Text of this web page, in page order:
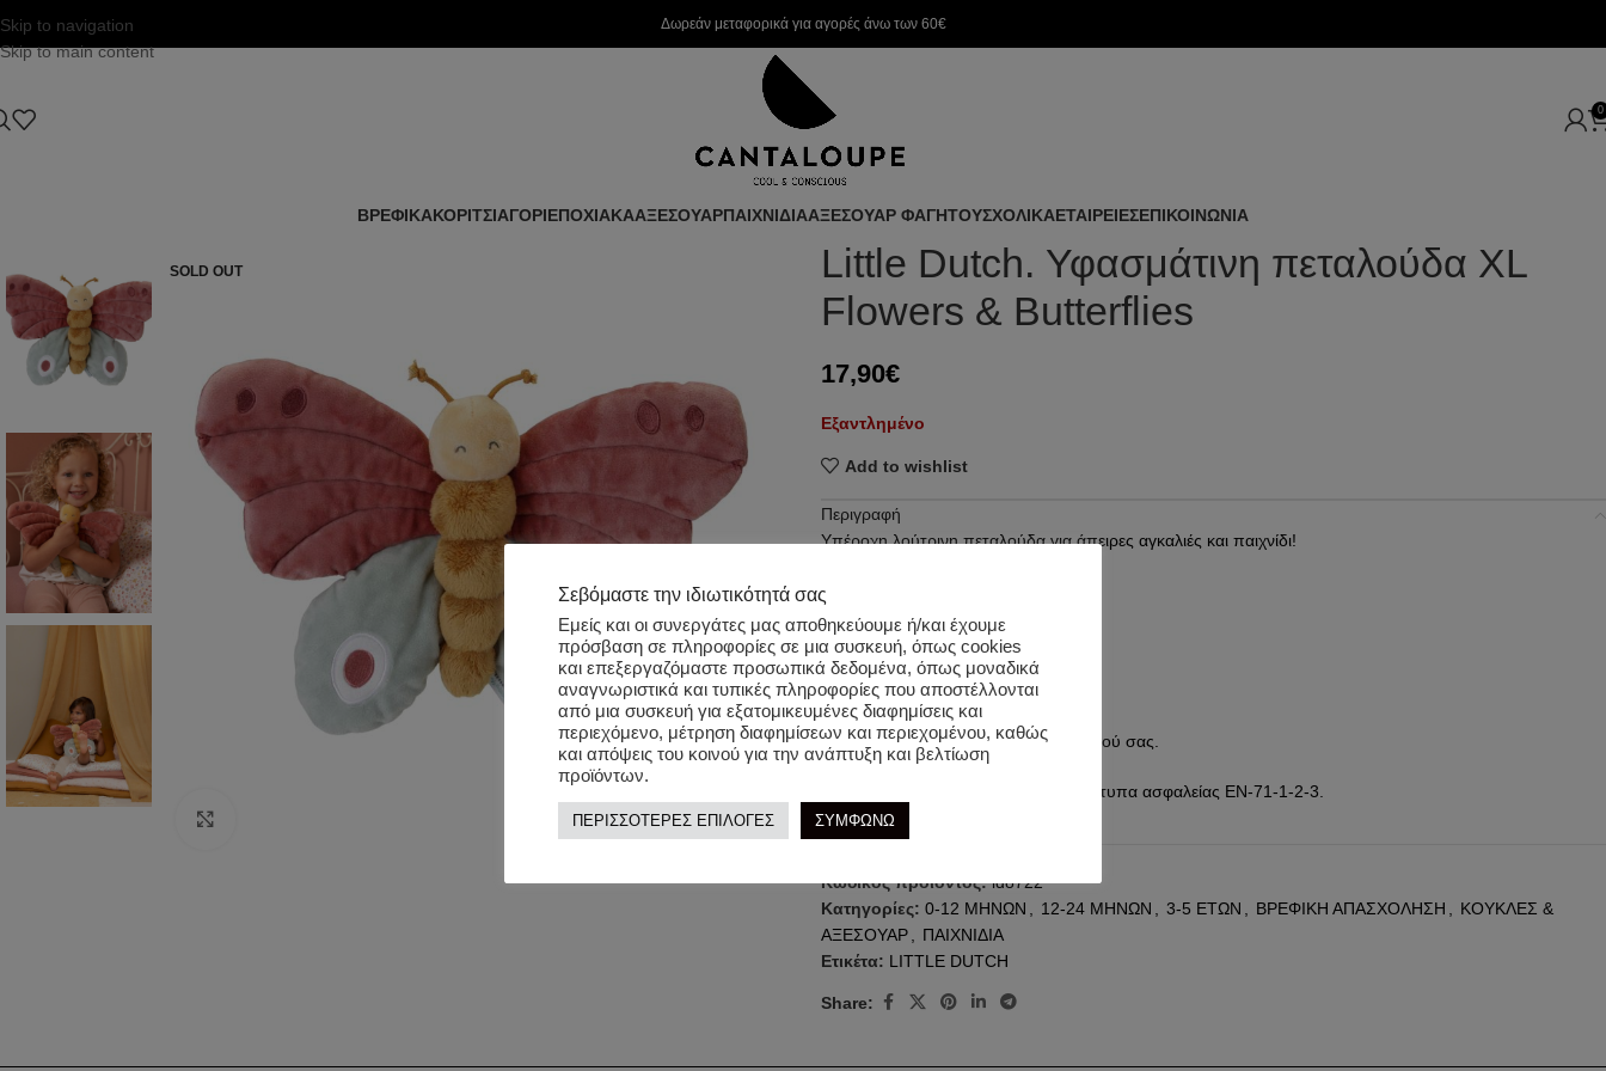
Skip to navigation
Skip to main content
Δωρεάν μεταφορικά για αγορές άνω των 60€
0
ΒΡΕΦΙΚΑΚΟΡΙΤΣΙΑΓΟΡΙΕΠΟΧΙΑΚΑΑΞΕΣΟΥΑΡΠΑΙΧΝΙΔΙΑΑΞΕΣΟΥΑΡ ΦΑΓΗΤΟΥΣΧΟΛΙΚΑΕΤΑΙΡΕΙΕΣΕΠΙΚΟΙΝΩΝΙΑ
SOLD OUT
Little Dutch. Υφασμάτινη πεταλούδα XL
Flowers & Butterflies
17,90€
Εξαντλημένο
Add to wishlist
Περιγραφή
Υπέροχη λούτρινη πεταλούδα για άπειρες αγκαλιές και παιχνίδι!
Διαστάσεις:27 x 35,5 x 4,5/ Ηλικία:0+
Από 100% πολυεστέρα.
Πλένεται στο πλυντήριο στους 30°C.
Κατάλληλο από την γέννηση του μικρού σας.
Πιστοποιημένο με τα ευρωπαϊκά πρότυπα ασφαλείας EN-71-1-2-3.
Προϊόν κοινωνικά υπεύθυνης παραγωγής.
Κωδικός προϊόντος:ld8722
Κατηγορίες: 0-12 ΜΗΝΩΝ 12-24 ΜΗΝΩΝ 3-5 ΕΤΩΝ ΒΡΕΦΙΚΗ ΑΠΑΣΧΟΛΗΣΗ
ΚΟΥΚΛΕΣ &
ΑΞΕΣΟΥΑΡ
ΠΑΙΧΝΙΔΙΑ
Ετικέτα: LITTLE DUTCH
Share:
Σεβόμαστε την ιδιωτικότητά σας
Εμείς και οι συνεργάτες μας αποθηκεύουμε ή/και έχουμε
πρόσβαση σε πληροφορίες σε μια συσκευή, όπως cookies
και επεξεργαζόμαστε προσωπικά δεδομένα, όπως μοναδικά
αναγνωριστικά και τυπικές πληροφορίες που αποστέλλονται
από μια συσκευή για εξατομικευμένες διαφημίσεις και
περιεχόμενο, μέτρηση διαφημίσεων και περιεχομένου, καθώς
και απόψεις του κοινού για την ανάπτυξη και βελτίωση
προϊόντων.
ΠΕΡΙΣΣΟΤΕΡΕΣ ΕΠΙΛΟΓΕΣ ΣΥΜΦΩΝΩ